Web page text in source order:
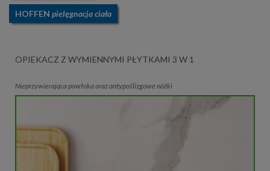
HOFFEN pielęgnacja ciała
OPIEKACZ Z WYMIENNYMI PŁYTKAMI 3 W 1
Nieprzywierająca powłoka oraz antypoślizgowe nóżki